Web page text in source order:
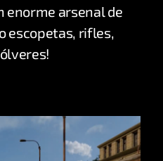
enorme arsenal de
escopetas, rifles,